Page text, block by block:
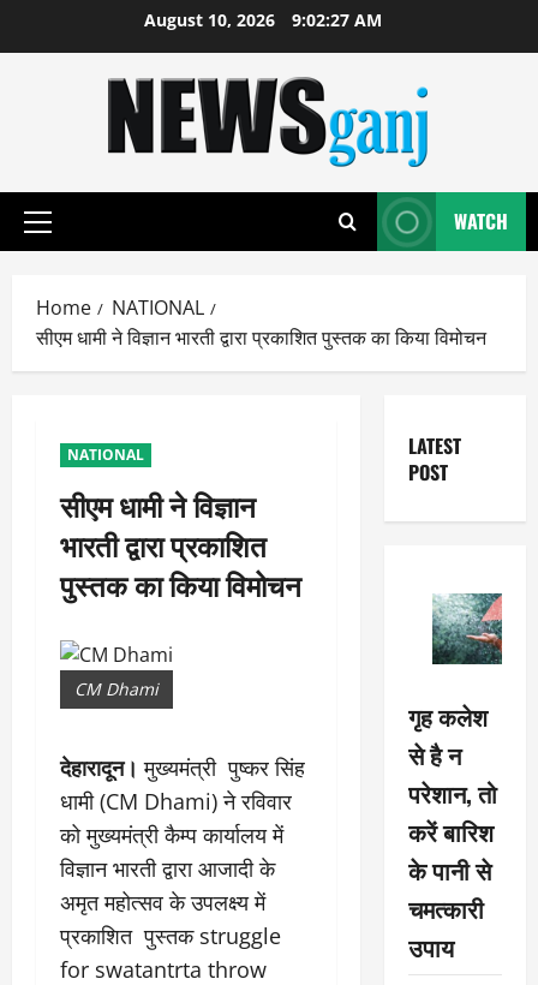
August 10, 2026 9:02:27 AM
Primary
WATCH
Home
NATIONAL
सीएम धामी ने विज्ञान भारती द्वारा प्रकाशित पुस्तक का किया विमोचन
NATIONAL
सीएम धामी ने विज्ञान
भारती द्वारा प्रकाशित
पुस्तक का किया विमोचन
CM Dhami
देहारादून। मुख्यमंत्री पुष्कर सिंह
धामी (CM Dhami) ने रविवार
को मुख्यमंत्री कैम्प कार्यालय में
विज्ञान भारती द्वारा आजादी के
अमृत महोत्सव के उपलक्ष्य में
प्रकाशित पुस्तक struggle
for swatantrta throw
LATEST
POST
गृह कलेश
से है न
परेशान, तो
करें बारिश
के पानी से
चमत्कारी
उपाय